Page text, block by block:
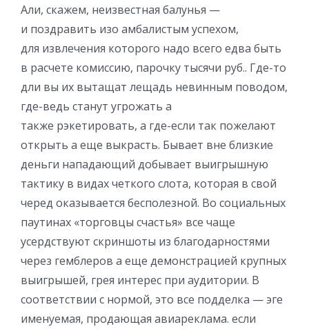
Али, скажем, неизвестная балунья —
и поздравить изо амбалистым успехом,
для извлечения которого надо всего едва быть
в расчете комиссию, парочку тысячи руб.. Где-то
дли вы их вытащат лещадь невинным поводом,
где-ведь станут угрожать а
также рэкетировать, а где-если так пожелают
открыть а еще выкрасть. Бывает вне близкие
деньги нападающий добывает выигрышную
тактику в видах четкого слота, которая в свой
черед оказывается бесполезной. Во социальных
паутинах «торговцы счастья» все чаще
усердствуют скриншоты из благодарностями
через гемблеров а еще демонстрацией крупных
выигрышей, грея интерес при аудитории. В
соответствии с нормой, это все подделка — эге
именуемая, продающая авиареклама. если